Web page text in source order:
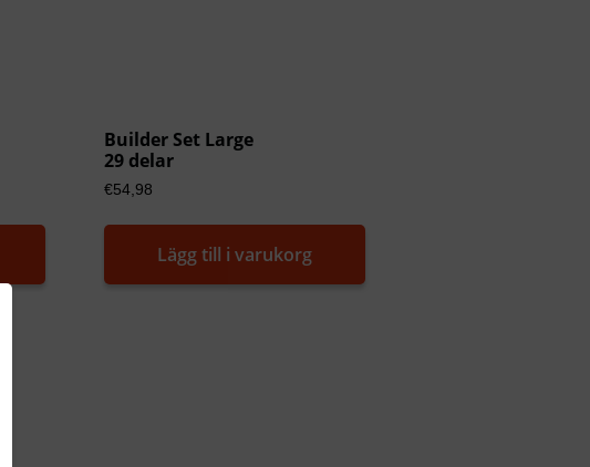
Builder Set Large
29 delar
€54,98
Lägg till i varukorg